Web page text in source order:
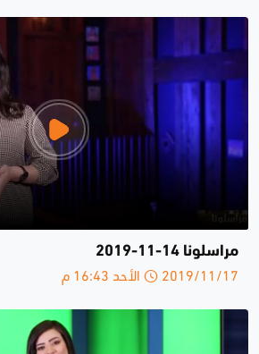
مراسلونا 14-11-2019
2019/11/17 الأحد 16:43 م